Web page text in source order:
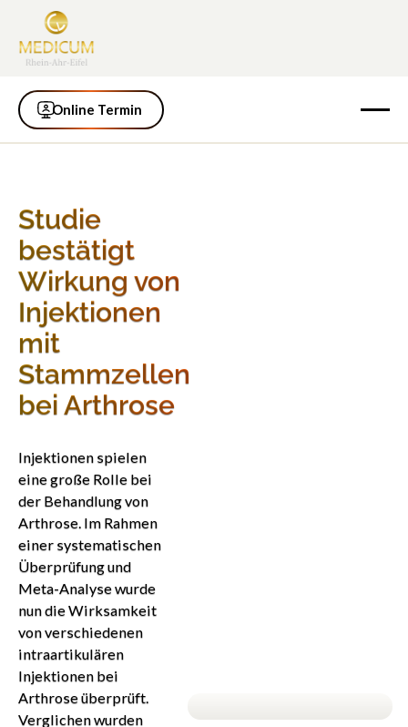
Online Termin
Online Termin
Studie
bestätigt
Wirkung von
Injektionen
mit
Stammzellen
bei Arthrose
Injektionen spielen
eine große Rolle bei
der Behandlung von
Arthrose. Im Rahmen
einer systematischen
Überprüfung und
Meta-Analyse wurde
nun die Wirksamkeit
von verschiedenen
intraartikulären
Injektionen bei
Arthrose überprüft.
Verglichen wurden